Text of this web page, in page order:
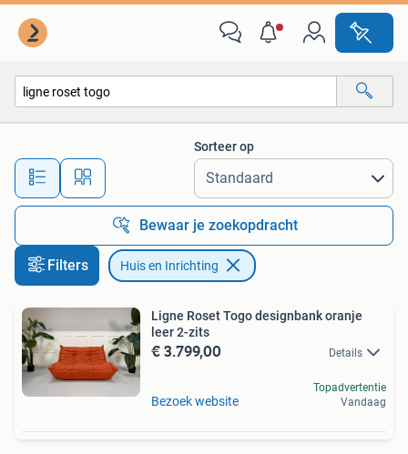
Alle afstanden…
Sorteer op
Bewaar je zoekopdracht
Filters Huis en Inrichting
Ligne Roset Togo designbank oranje
leer 2-zits
€ 3.799,00 Details
Bezoek website
Topadvertentie
Vandaag